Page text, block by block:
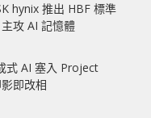
hynix 推出 HBF 標準
攻 AI 記憶體
式 AI 塞入 Project
即改相